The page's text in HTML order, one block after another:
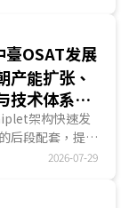
自研ASIC兴起，
高速I/O、光通
...
臺OSAT发展
能扩张、
技术体系三
架构快速发
后段配套，提升
核心环节。全球
2026-07-29